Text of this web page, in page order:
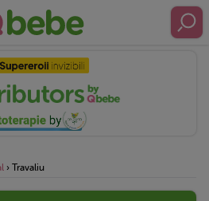
› Travaliu